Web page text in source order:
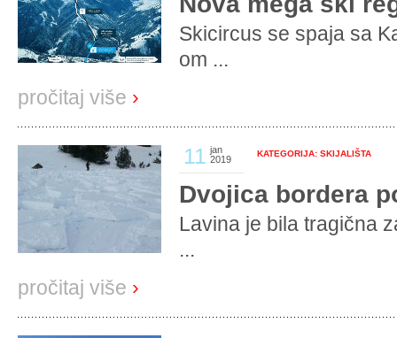
Skicircus se spaja sa
om ...
pročitaj više ›
11 jan
2019
KATEGORIJA: SKIJALIŠTA
Dvojica bordera
Lavina je bila tragična
...
pročitaj više ›